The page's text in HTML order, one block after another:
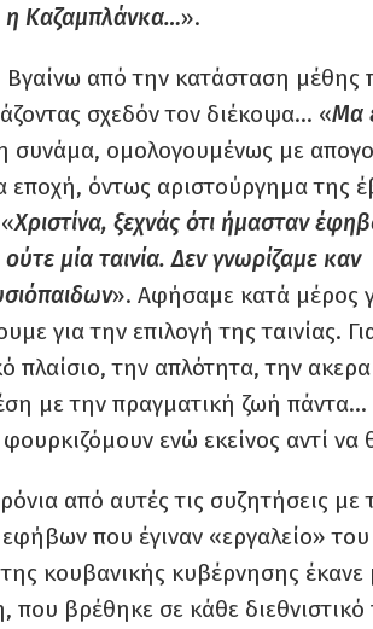
η Καζαμπλάνκα…».
από την κατάσταση μέθης
σχεδόν τον διέκοψα… «Μα
συνάμα, ομολογουμένως με
εποχή, όντως αριστούργημα
Χριστίνα, ξεχνάς ότι ήμασταν
ούτε μία ταινία. Δεν γνωρίζαμε
». Αφήσαμε κατά μέρος
για την επιλογή της ταινίας.
πλαίσιο, την απλότητα, την
με την πραγματική ζωή
ενώ εκείνος αντί να
από αυτές τις συζητήσεις
που έγιναν «εργαλείο» του
κουβανικής κυβέρνησης έκανε
που βρέθηκε σε κάθε